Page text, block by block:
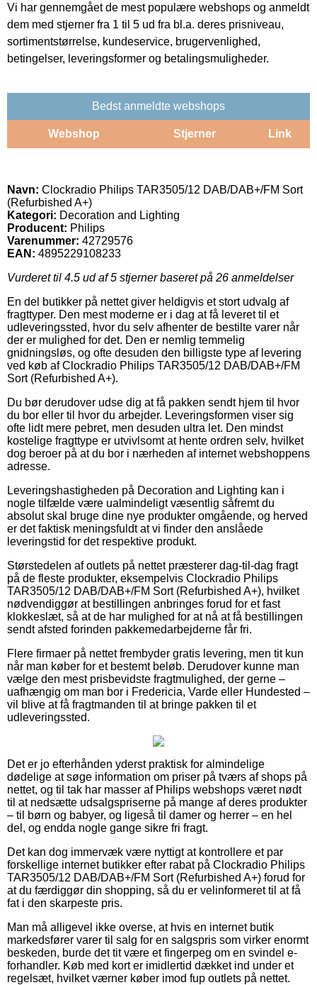
Vi har gennemgået de mest populære webshops og anmeldt
dem med stjerner fra 1 til 5 ud fra bl.a. deres prisniveau,
sortimentstørrelse, kundeservice, brugervenlighed,
betingelser, leveringsformer og betalingsmuligheder.
Bedst anmeldte webshops
Webshop Stjerner Link
Navn: Clockradio Philips TAR3505/12 DAB/DAB+/FM Sort
(Refurbished A+)
Kategori: Decoration and Lighting
Producent: Philips
Varenummer: 42729576
EAN: 4895229108233
Vurderet til 4.5 ud af 5 stjerner baseret på 26 anmeldelser
En del butikker på nettet giver heldigvis et stort udvalg af
fragttyper. Den mest moderne er i dag at få leveret til et
udleveringssted, hvor du selv afhenter de bestilte varer når
der er mulighed for det. Den er nemlig temmelig
gnidningsløs, og ofte desuden den billigste type af levering
ved køb af Clockradio Philips TAR3505/12 DAB/DAB+/FM
Sort (Refurbished A+).
Du bør derudover udse dig at få pakken sendt hjem til hvor
du bor eller til hvor du arbejder. Leveringsformen viser sig
ofte lidt mere pebret, men desuden ultra let. Den mindst
kostelige fragttype er utvivlsomt at hente ordren selv, hvilket
dog beroer på at du bor i nærheden af internet webshoppens
adresse.
Leveringshastigheden på Decoration and Lighting kan i
nogle tilfælde være ualmindeligt væsentlig såfremt du
absolut skal bruge dine nye produkter omgående, og herved
er det faktisk meningsfuldt at vi finder den anslåede
leveringstid for det respektive produkt.
Størstedelen af outlets på nettet præsterer dag-til-dag fragt
på de fleste produkter, eksempelvis Clockradio Philips
TAR3505/12 DAB/DAB+/FM Sort (Refurbished A+), hvilket
nødvendiggør at bestillingen anbringes forud for et fast
klokkeslæt, så at de har mulighed for at nå at få bestillingen
sendt afsted forinden pakkemedarbejderne får fri.
Flere firmaer på nettet frembyder gratis levering, men tit kun
når man køber for et bestemt beløb. Derudover kunne man
vælge den mest prisbevidste fragtmulighed, der gerne –
uafhængig om man bor i Fredericia, Varde eller Hundested –
vil blive at få fragtmanden til at bringe pakken til et
udleveringssted.
Det er jo efterhånden yderst praktisk for almindelige
dødelige at søge information om priser på tværs af shops på
nettet, og til tak har masser af Philips webshops været nødt
til at nedsætte udsalgspriserne på mange af deres produkter
– til børn og babyer, og ligeså til damer og herrer – en hel
del, og endda nogle gange sikre fri fragt.
Det kan dog immervæk være nyttigt at kontrollere et par
forskellige internet butikker efter rabat på Clockradio Philips
TAR3505/12 DAB/DAB+/FM Sort (Refurbished A+) forud for
at du færdiggør din shopping, så du er velinformeret til at få
fat i den skarpeste pris.
Man må alligevel ikke overse, at hvis en internet butik
markedsfører varer til salg for en salgspris som virker enormt
beskeden, burde det tit være et fingerpeg om en svindel e-
forhandler. Køb med kort er imidlertid dækket ind under et
regelsæt, hvilket værner køber imod fup outlets på nettet.